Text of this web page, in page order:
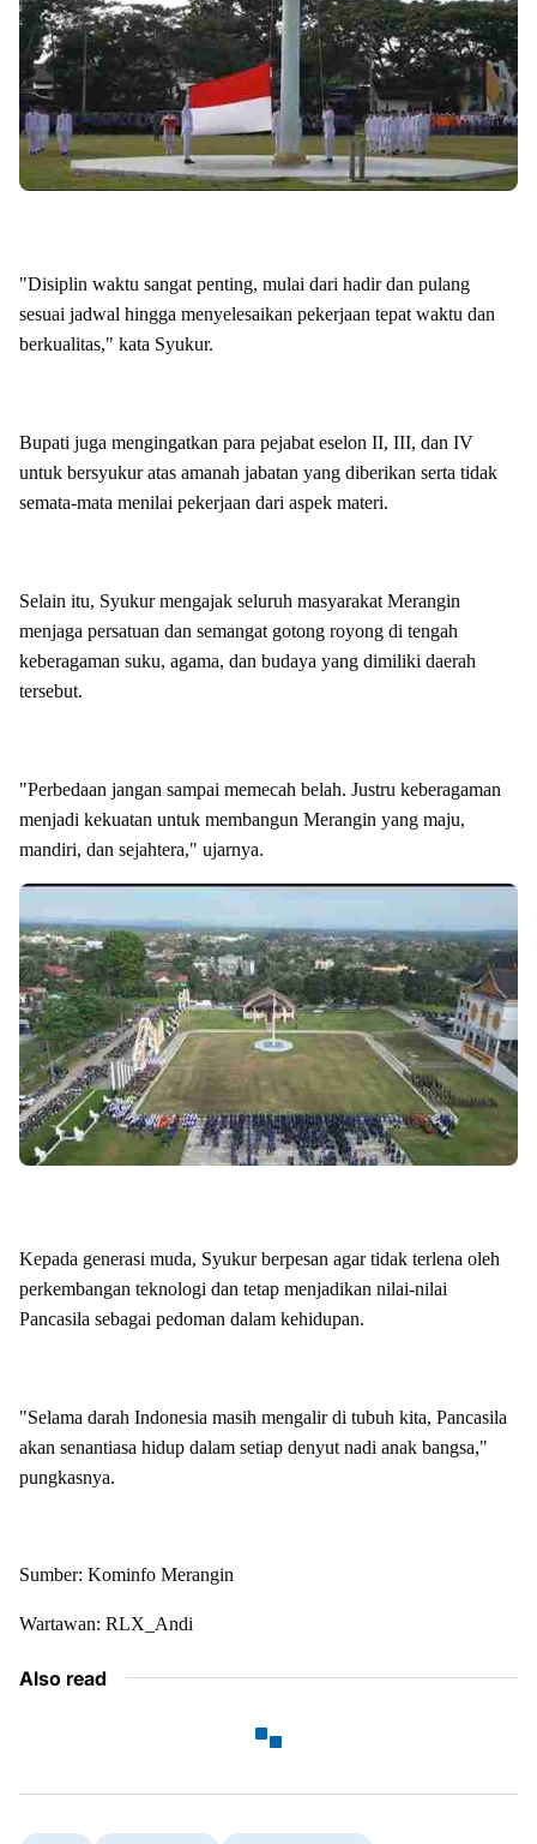
"Disiplin waktu sangat penting, mulai dari hadir dan pulang
sesuai jadwal hingga menyelesaikan pekerjaan tepat waktu dan
berkualitas," kata Syukur.
Bupati juga mengingatkan para pejabat eselon II, III, dan IV
untuk bersyukur atas amanah jabatan yang diberikan serta tidak
semata-mata menilai pekerjaan dari aspek materi.
Selain itu, Syukur mengajak seluruh masyarakat Merangin
menjaga persatuan dan semangat gotong royong di tengah
keberagaman suku, agama, dan budaya yang dimiliki daerah
tersebut.
"Perbedaan jangan sampai memecah belah. Justru keberagaman
menjadi kekuatan untuk membangun Merangin yang maju,
mandiri, dan sejahtera," ujarnya.
Kepada generasi muda, Syukur berpesan agar tidak terlena oleh
perkembangan teknologi dan tetap menjadikan nilai-nilai
Pancasila sebagai pedoman dalam kehidupan.
"Selama darah Indonesia masih mengalir di tubuh kita, Pancasila
akan senantiasa hidup dalam setiap denyut nadi anak bangsa,"
pungkasnya.
Sumber: Kominfo Merangin
Wartawan: RLX_Andi
Also read